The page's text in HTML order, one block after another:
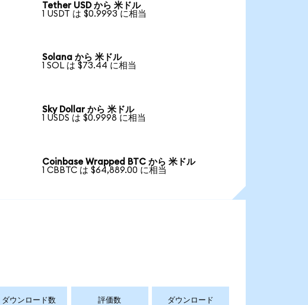
Tether USD から 米ドル
1 USDT は $0.9993 に相当
Solana から 米ドル
1 SOL は $73.44 に相当
Sky Dollar から 米ドル
1 USDS は $0.9998 に相当
Coinbase Wrapped BTC から 米ドル
1 CBBTC は $64,889.00 に相当
ダウンロード数 評価数 ダウンロード